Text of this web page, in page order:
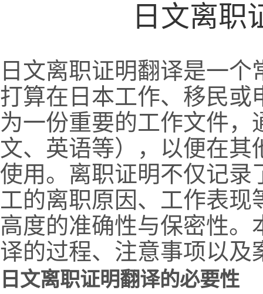
日文离职
日文离职证明翻译是一
打算在日本工作、移民或
为一份重要的工作文件
文、英语等），以便在
使用。离职证明不仅记录
工的离职原因、工作表
高度的准确性与保密性
译的过程、注意事项以及
日文离职证明翻译的必要性